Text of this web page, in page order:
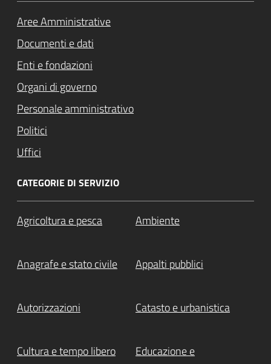
Aree Amministrative
Documenti e dati
Enti e fondazioni
Organi di governo
Personale amministrativo
Politici
Uffici
CATEGORIE DI SERVIZIO
Agricoltura e pesca Ambiente
Anagrafe e stato civile Appalti pubblici
Autorizzazioni Catasto e urbanistica
Cultura e tempo libero
Educazione e